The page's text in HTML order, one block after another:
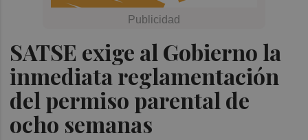
SATSE exige al Gobierno la
inmediata reglamentación
del permiso parental de
ocho semanas